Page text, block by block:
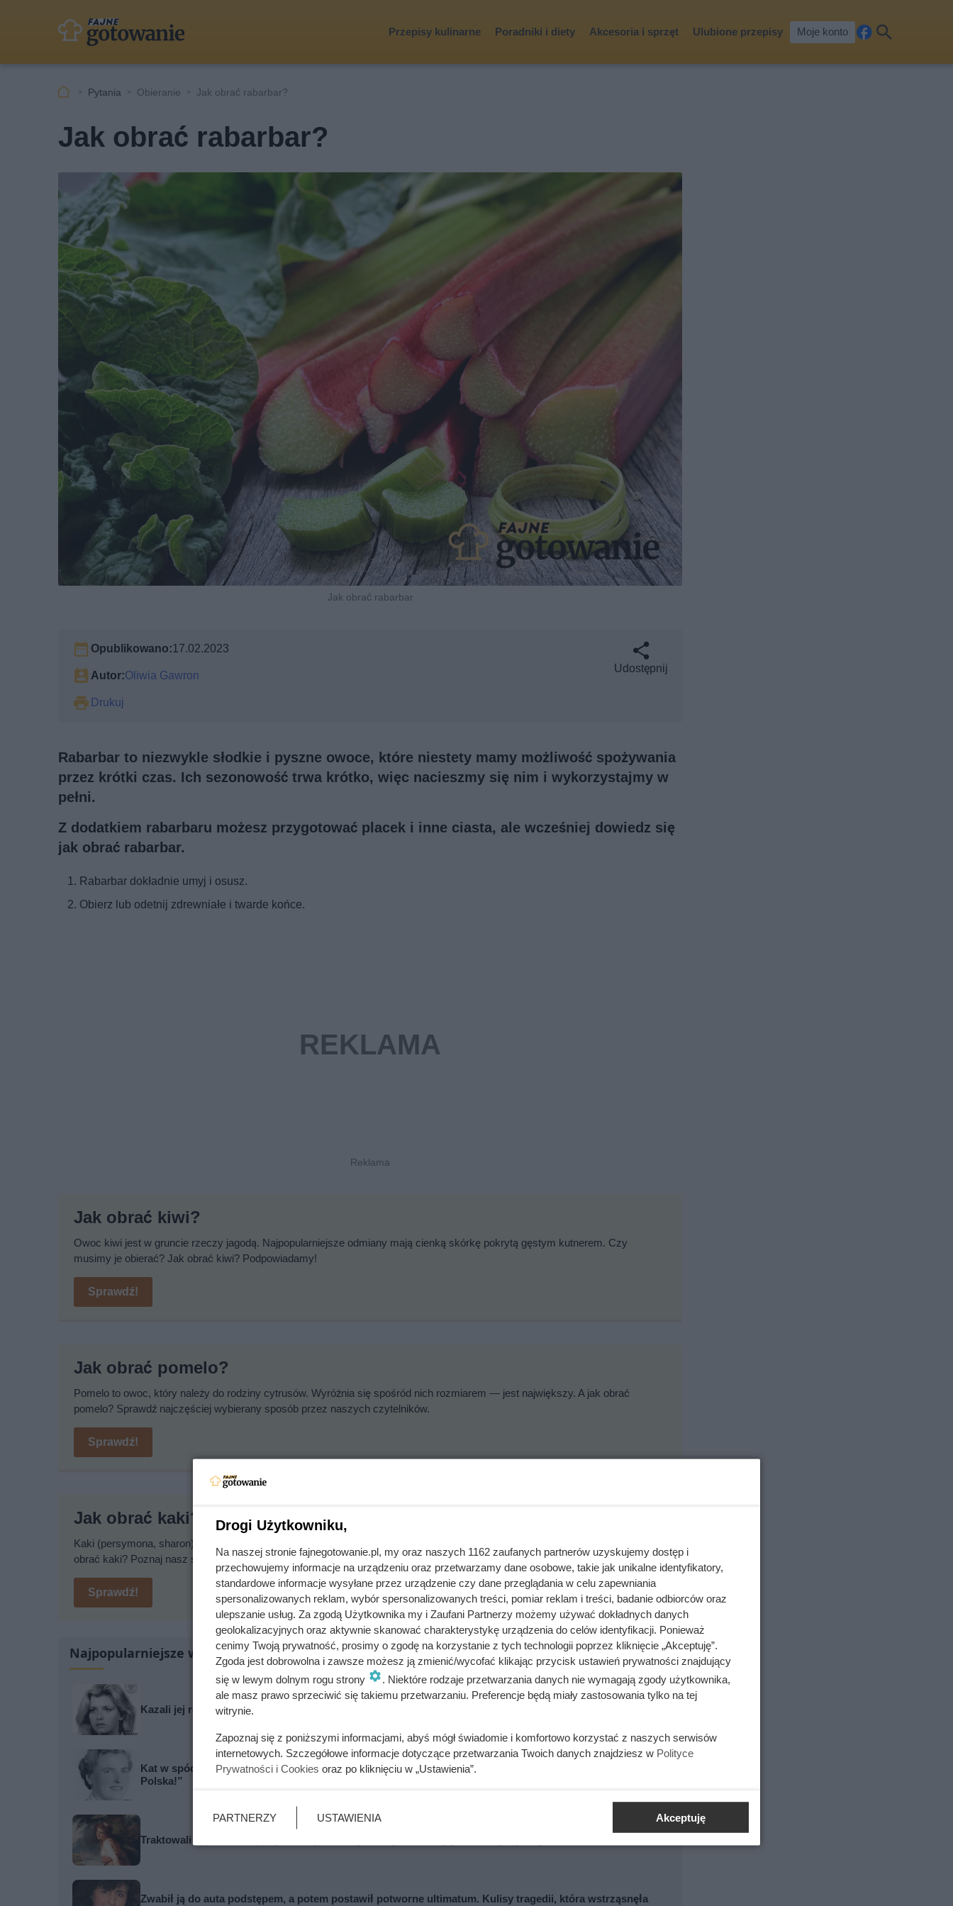
Przepisy kulinarne Poradniki i diety Akcesoria i sprzęt Ulubione przepisy Moje konto
cebkaj
Pytania Obieranie Jak obrać rabarbar?
Jak obrać rabarbar?
Jak obrać rabarbar
Opublikowano:17.02.2023
Autor:Oliwia Gawron
Drukuj
Udostępnij
Rabarbar to niezwykle słodkie i pyszne owoce, które niestety mamy możliwość spożywania
przez krótki czas. Ich sezonowość trwa krótko, więc nacieszmy się nim i wykorzystajmy w
pełni.
Z dodatkiem rabarbaru możesz przygotować placek i inne ciasta, ale wcześniej dowiedz się
jak obrać rabarbar.
Rabarbar dokładnie umyj i osusz.
Obierz lub odetnij zdrewniałe i twarde końce.
Jak obrać kiwi?
Owoc kiwi jest w gruncie rzeczy jagodą. Najpopularniejsze odmiany mają cienką skórkę pokrytą gęstym kutnerem. Czy
musimy je obierać? Jak obrać kiwi? Podpowiadamy!
Sprawdź!
Jak obrać pomelo?
Pomelo to owoc, który należy do rodziny cytrusów. Wyróżnia się spośród nich rozmiarem — jest największy. A jak obrać
pomelo? Sprawdź najczęściej wybierany sposób przez naszych czytelników.
Sprawdź!
Jak obrać kaki?
Kaki (persymona, sharon) to słodki owoc z krajów tropikalnych, dokładnie ze strefy międzyzwrotnikowej. Zastanawiasz się jak
obrać kaki? Poznaj nasz sprawdzony sposób na obieranie kaki.
Sprawdź!
Najpopularniejsze w tej chwili
Kazali jej rozbierać się w niemal każdym filmie. Przekleństwo polskiej seksbomby lat 80.
Kat w spódnicy. Najokrutniejsza nadzorczyni Auschwitz przed egzekucją wykrzyknęła „Niech żyje
Polska!”
Traktowali ją jak zabawkę i przekazywali z rąk do rąk. Niewiarygodne losy słynnej skandalistki
Zwabił ją do auta podstępem, a potem postawił potworne ultimatum. Kulisy tragedii, która wstrząsnęła
Drogi Użytkowniku,
Na naszej stronie fajnegotowanie.pl, my oraz naszych 1162 zaufanych partnerów uzyskujemy dostęp i
przechowujemy informacje na urządzeniu oraz przetwarzamy dane osobowe, takie jak unikalne identyfikatory,
standardowe informacje wysyłane przez urządzenie czy dane przeglądania w celu zapewniania
spersonalizowanych reklam, wybór spersonalizowanych treści, pomiar reklam i treści, badanie odbiorców oraz
ulepszanie usług. Za zgodą Użytkownika my i Zaufani Partnerzy możemy używać dokładnych danych
geolokalizacyjnych oraz aktywnie skanować charakterystykę urządzenia do celów identyfikacji. Ponieważ
cenimy Twoją prywatność, prosimy o zgodę na korzystanie z tych technologii poprzez kliknięcie „Akceptuję”.
Zgoda jest dobrowolna i zawsze możesz ją zmienić/wycofać klikając przycisk ustawień prywatności znajdujący
się w lewym dolnym rogu strony
. Niektóre rodzaje przetwarzania danych nie wymagają zgody użytkownika,
ale masz prawo sprzeciwić się takiemu przetwarzaniu. Preferencje będą miały zastosowania tylko na tej
witrynie.
Zapoznaj się z poniższymi informacjami, abyś mógł świadomie i komfortowo korzystać z naszych serwisów
internetowych. Szczegółowe informacje dotyczące przetwarzania Twoich danych znajdziesz w Polityce
Prywatności i Cookies oraz po kliknięciu w „Ustawienia”.
PARTNERZY USTAWIENIA Akceptuję